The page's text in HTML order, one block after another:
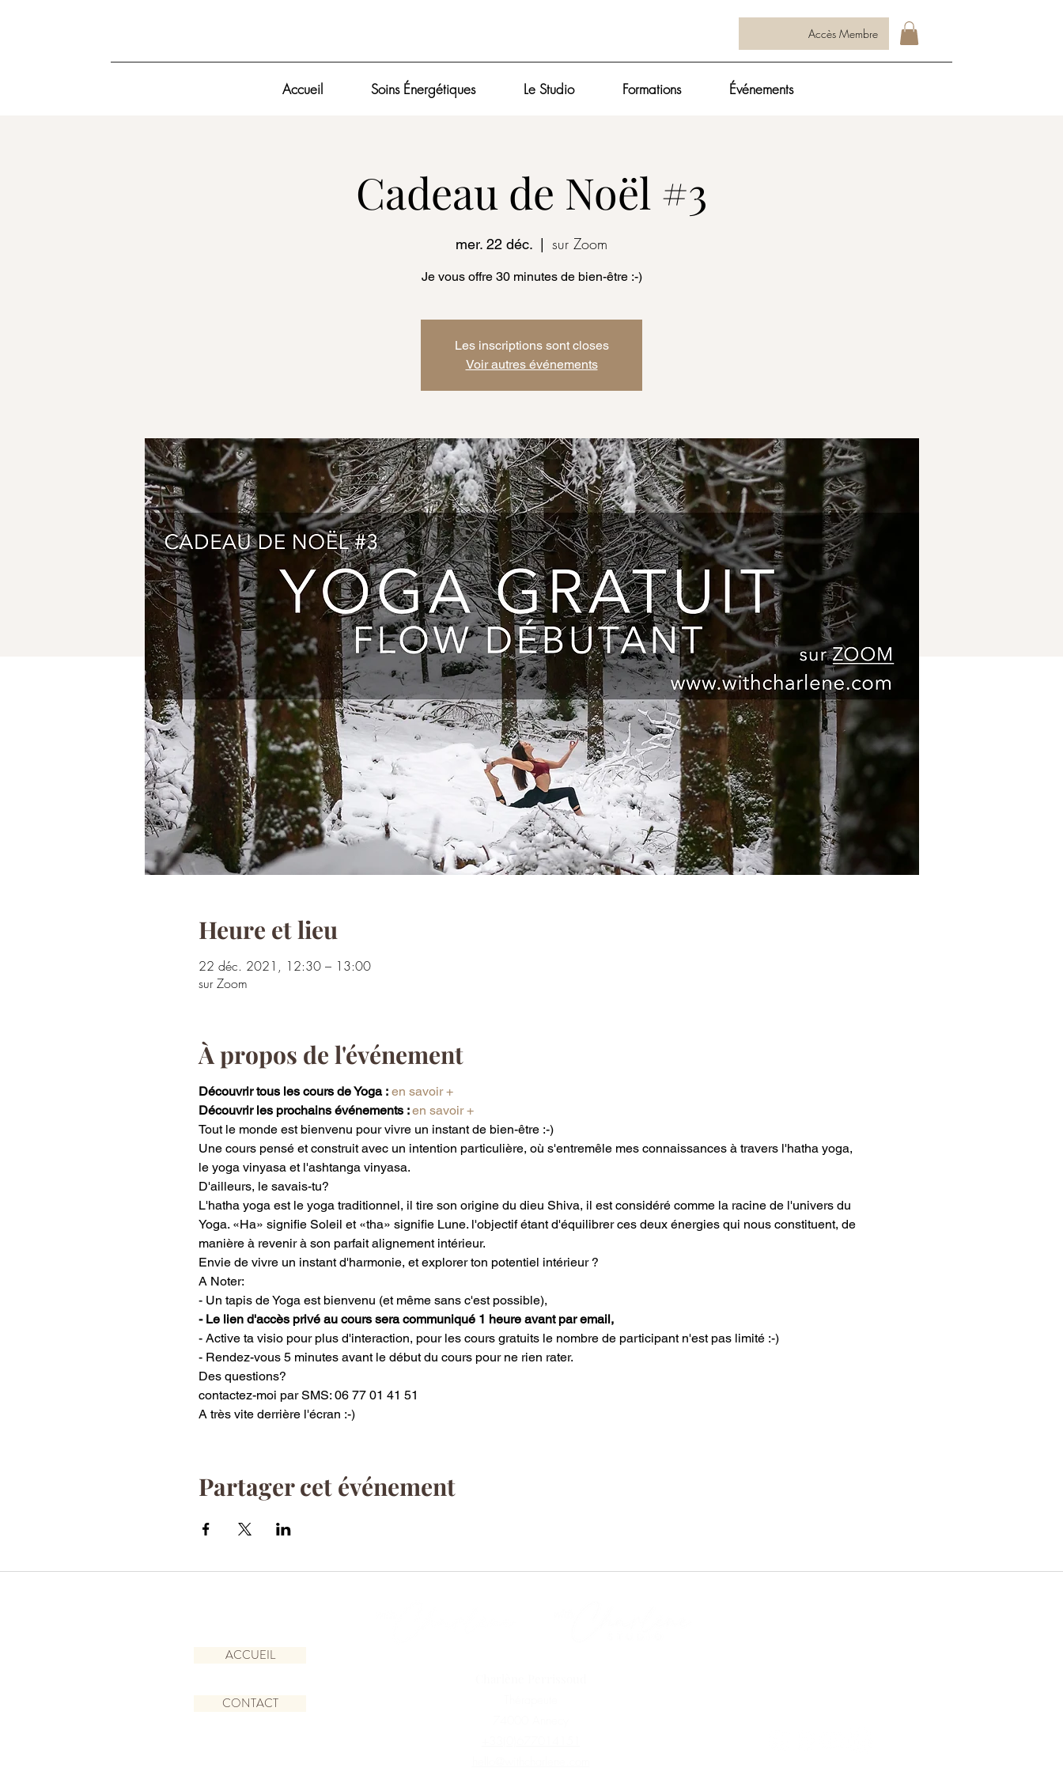
Accueil Soins Énergétiques Le Studio Formations Événements
Accès Membre
Cadeau de Noël #3
mer. 22 déc.
  |
sur Zoom
Je vous offre 30 minutes de bien-être :-)
Les inscriptions sont closes
Voir autres événements
Heure et lieu
22 déc. 2021, 12:30 – 13:00
sur Zoom
À propos de l'événement
Découvrir tous les cours de Yoga : en savoir +
Découvrir les prochains événements : en savoir +
Tout le monde est bienvenu pour vivre un instant de bien-être :-)
Une cours pensé et construit avec un intention particulière, où s'entremêle mes connaissances à travers l'hatha yoga,
le yoga vinyasa et l'ashtanga vinyasa.
D'ailleurs, le savais-tu?
L'hatha yoga est le yoga traditionnel, il tire son origine du dieu Shiva, il est considéré comme la racine de l'univers du
Yoga. «Ha» signifie Soleil et «tha» signifie Lune. l'objectif étant d'équilibrer ces deux énergies qui nous constituent, de
manière à revenir à son parfait alignement intérieur.
Envie de vivre un instant d'harmonie, et explorer ton potentiel intérieur ?
A Noter:
- Un tapis de Yoga est bienvenu (et même sans c'est possible),
- Le lien d'accès privé au cours sera communiqué 1 heure avant par email,
- Active ta visio pour plus d'interaction, pour les cours gratuits le nombre de participant n'est pas limité :-)
- Rendez-vous 5 minutes avant le début du cours pour ne rien rater.
Des questions?
contactez-moi par SMS: 06 77 01 41 51
A très vite derrière l'écran :-)
Partager cet événement
ACCUEIL
CONTACT